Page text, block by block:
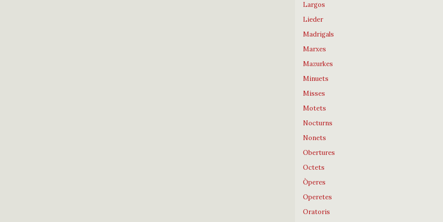
Largos
Lieder
Madrigals
Marxes
Mazurkes
Minuets
Misses
Motets
Nocturns
Nonets
Obertures
Octets
Òperes
Operetes
Oratoris